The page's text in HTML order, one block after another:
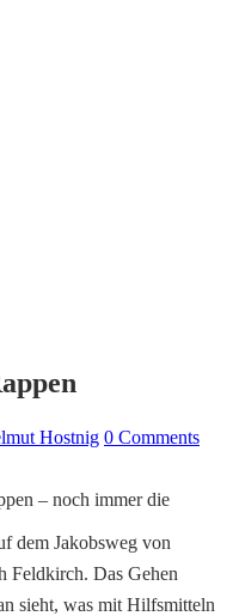
Hostnig 0 Comments
– noch immer die
dem Jakobsweg von
Feldkirch. Das Gehen
sieht, was mit Hilfsmitteln